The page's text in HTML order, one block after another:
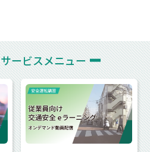
サービスメニュー